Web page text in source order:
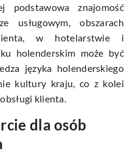
podstawowa znajomość
usługowym, obszarach
w hotelarstwie i
holenderskim może być
języka holenderskiego
kultury kraju, co z kolei
klienta.
dla osób